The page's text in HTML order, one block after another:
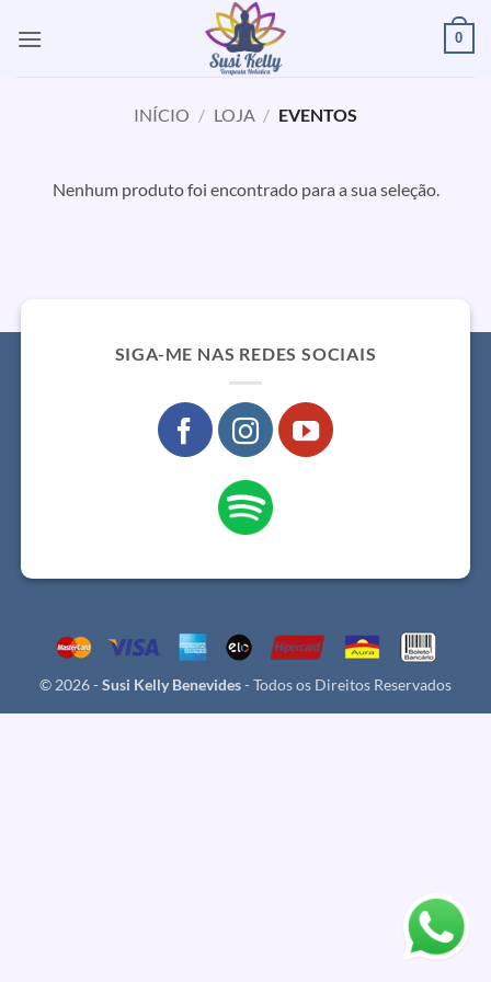
0
INÍCIO / LOJA / EVENTOS
Nenhum produto foi encontrado para a sua seleção.
SIGA-ME NAS REDES SOCIAIS
© 2026 - Susi Kelly Benevides- Todos os Direitos Reservados